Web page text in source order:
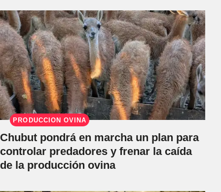
PRODUCCIÓN OVINA
Chubut pondrá en marcha un plan para
controlar predadores y frenar la caída
de la producción ovina